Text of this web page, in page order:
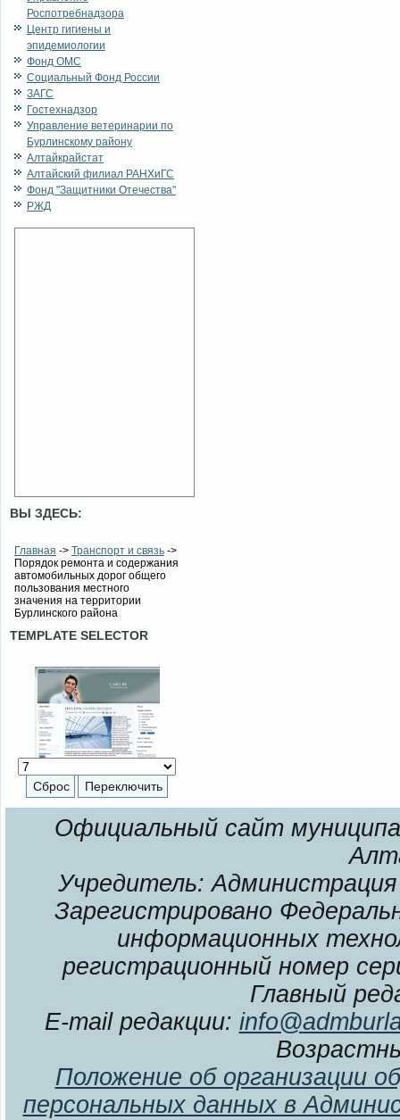
Роспотребнадзора
Центр гигиены и
эпидемиологии
Фонд ОМС
Социальный Фонд России
ЗАГС
Гостехнадзор
Управление ветеринарии по
Бурлинскому району
Алтайкрайстат
Алтайский филиал РАНХиГС
Фонд "Защитники Отечества"
РЖД
ВЫ ЗДЕСЬ:
Главная -> Транспорт и связь ->
Порядок ремонта и содержания
автомобильных дорог общего
пользования местного
значения на территории
Бурлинского района
TEMPLATE SELECTOR
Официальный сайт
Учредитель: Администрация
Зарегистрировано
информационных
регистрационный номер
Главный
E-mail редакции:
Положение об организации
персональных данных в